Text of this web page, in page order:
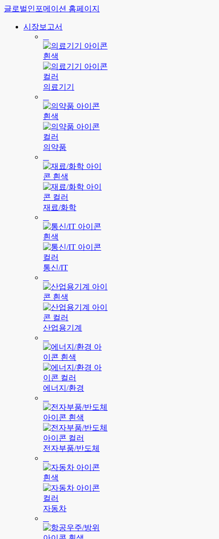
글로벌인포메이션 홈페이지
시장보고서
의료기기
의약품
재료/화학
통신/IT
산업용기계
에너지/환경
전자부품/반도체
자동차